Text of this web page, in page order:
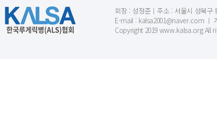
회장 : 성정준ㅣ주소 : 서울시 성북구
E-mail : kalsa2001@naver.com ㅣ
Copyright 2019 www.kalsa.org All